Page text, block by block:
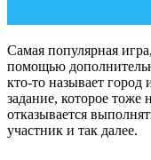
Самая популярная
помощью
кто-то называет город
задание, которое тоже
отказывается
участник и так далее.